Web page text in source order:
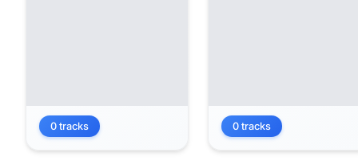
0 tracks 0 tracks